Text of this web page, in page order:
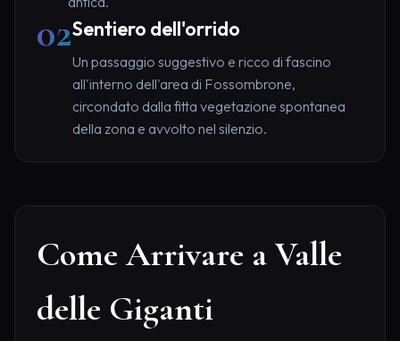
02Sentiero dell'orrido
Un passaggio suggestivo e ricco di fascino
all'interno dell'area di Fossombrone,
circondato dalla fitta vegetazione spontanea
della zona e avvolto nel silenzio.
Come Arrivare a Valle
delle Giganti